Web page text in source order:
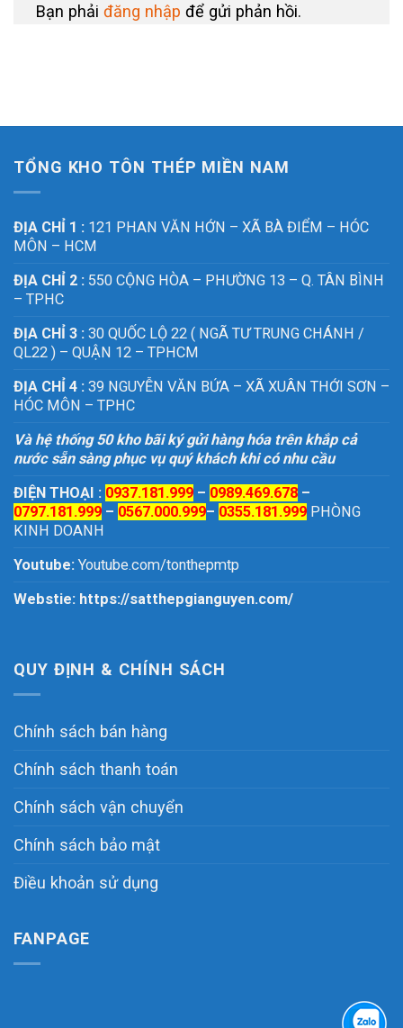
Bạn phải đăng nhập để gửi phản hồi.
TỔNG KHO TÔN THÉP MIỀN NAM
ĐỊA CHỈ 1 : 121 PHAN VĂN HỚN – XÃ BÀ ĐIỂM – HÓC
MÔN – HCM
ĐỊA CHỈ 2 : 550 CỘNG HÒA – PHƯỜNG 13 – Q. TÂN BÌNH
– TPHC
ĐỊA CHỈ 3 : 30 QUỐC LỘ 22 ( NGÃ TƯ TRUNG CHÁNH /
QL22 ) – QUẬN 12 – TPHCM
ĐỊA CHỈ 4 : 39 NGUYỄN VĂN BỨA – XÃ XUÂN THỚI SƠN –
HÓC MÔN – TPHC
Và hệ thống 50 kho bãi ký gửi hàng hóa trên khắp cả
nước sẵn sàng phục vụ quý khách khi có nhu cầu
ĐIỆN THOẠI : 0937.181.999 – 0989.469.678 –
0797.181.999 – 0567.000.999– 0355.181.999 PHÒNG
KINH DOANH
Youtube: Youtube.com/tonthepmtp
Webstie: https://satthepgianguyen.com/
QUY ĐỊNH & CHÍNH SÁCH
Chính sách bán hàng
Chính sách thanh toán
Chính sách vận chuyển
Chính sách bảo mật
Điều khoản sử dụng
FANPAGE